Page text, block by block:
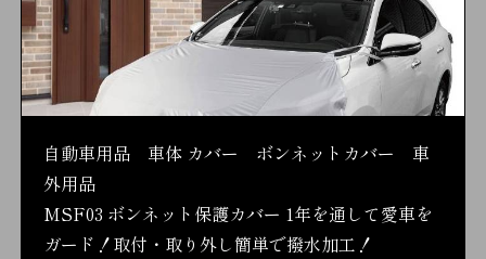
自動車用品 車体 カバー ボンネットカバー 車
外用品
MSF03 ボンネット保護カバー 1年を通して愛車を
ガード！取付・取り外し簡単で撥水加工！